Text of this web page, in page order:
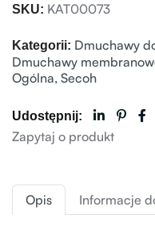
SKU: KAT00073
Kategorii: Dmuchawy
Dmuchawy
Ogólna, Secoh
Udostępnij:
Zapytaj o produkt
Opis Informacje